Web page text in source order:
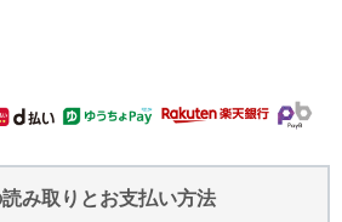
み取りとお支払い方法